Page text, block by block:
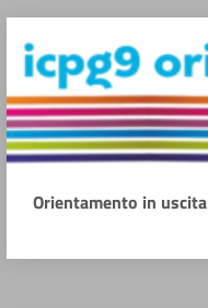
Orientamento in uscita